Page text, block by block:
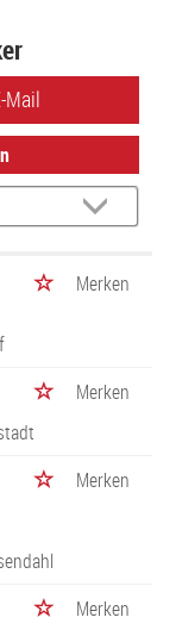
Mail
Merken
Merken
Merken
Merken